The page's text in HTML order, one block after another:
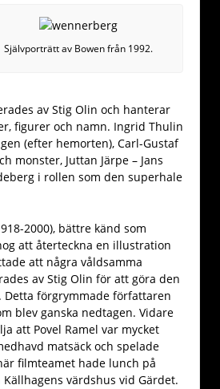
Självporträtt av Bowen från 1992.
av Stig Olin och hanterar
figurer och namn. Ingrid Thulin
(efter hemorten), Carl-Gustaf
monster, Juttan Järpe – Jans
i rollen som den superhale
2000), bättre känd som
att återteckna en illustration
att några våldsamma
av Stig Olin för att göra den
Detta förgrymmade författaren
blev ganska nedtagen. Vidare
att Povel Ramel var mycket
matsäck och spelade
filmteamet hade lunch på
värdshus vid Gärdet.